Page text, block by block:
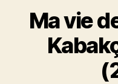
Ma vie